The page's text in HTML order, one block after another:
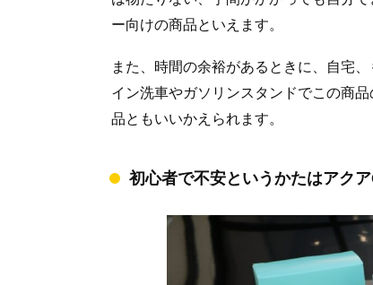
ー向けの商品といえます。
また、時間の余裕があるときに、自宅
イン洗車やガソリンスタンドでこの商
品ともいいかえられます。
初心者で不安というかたはアク